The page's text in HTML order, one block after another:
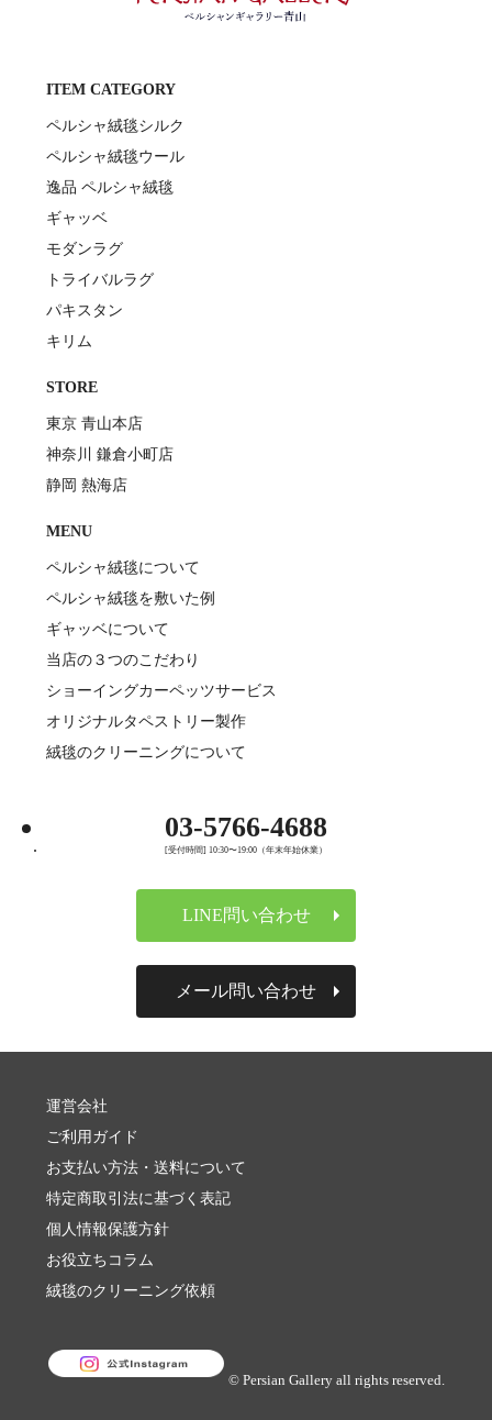
ITEM CATEGORY
ペルシャ絨毯シルク
ペルシャ絨毯ウール
逸品 ペルシャ絨毯
ギャッベ
モダンラグ
トライバルラグ
パキスタン
キリム
STORE
東京 青山本店
神奈川 鎌倉小町店
静岡 熱海店
MENU
ペルシャ絨毯について
ペルシャ絨毯を敷いた例
ギャッベについて
当店の３つのこだわり
ショーイングカーペッツサービス
オリジナルタペストリー製作
絨毯のクリーニングについて
03-5766-4688
[受付時間] 10:30〜19:00（年末年始休業）
LINE問い合わせ
メール問い合わせ
運営会社
ご利用ガイド
お支払い方法・送料について
特定商取引法に基づく表記
個人情報保護方針
お役立ちコラム
絨毯のクリーニング依頼
© Persian Gallery all rights reserved.